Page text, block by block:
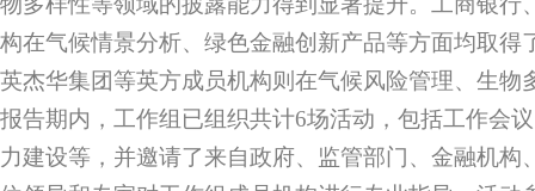
构在气候情景分析、绿色金融创新产品等方面均取得
英杰华集团等英方成员机构则在气候风险管理、生物
报告期内，工作组已组织共计6场活动，包括工作会
力建设等，并邀请了来自政府、监管部门、金融机构